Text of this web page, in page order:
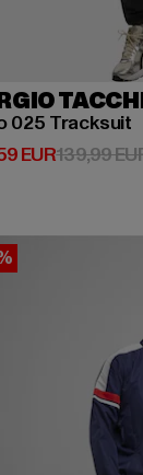
025 Tracksuit
EURPreis:
139,99